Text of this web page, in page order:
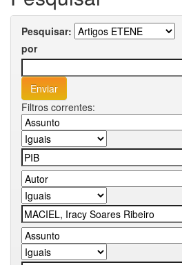
Pesquisar:
por
Filtros correntes: